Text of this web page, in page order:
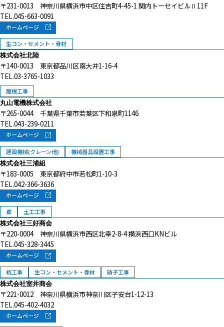
ホームページ
〒231-0013 神奈川県横浜市中区住吉町4-45-1 関内トーセイビルⅡ11F
TEL.045-663-0091
生コン・セメント・骨材
株式会社北陸
〒140-0013 東京都品川区南大井1-16-4
TEL.03-3765-1033
屋根工事
丸山電機株式会社
ホームページ
〒265-0044 千葉県千葉市若葉区下和泉町1146
TEL.043-239-0211
建設機械(クレーン他) 機械器具設置工事
株式会社三浦組
ホームページ
〒183-0005 東京都府中市若松町1-10-3
TEL.042-366-3636
鳶 土工工事
株式会社三好商会
ホームページ
〒220-0004 神奈川県横浜市西区北幸2-8-4 横浜西口KNビル
TEL.045-328-3445
杭工事 生コン・セメント・骨材 硝子工事
株式会社室井商会
ホームページ
〒221-0012 神奈川県横浜市神奈川区子安台1-12-13
TEL.045-402-4032